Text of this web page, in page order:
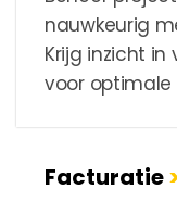
nauwkeurig
Krijg inzicht
voor optimale
Facturatie